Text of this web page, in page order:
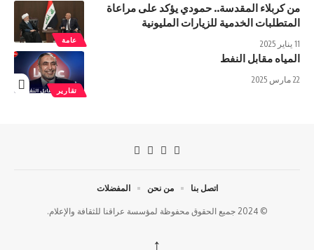
عامة
من كربلاء المقدسة.. حمودي يؤكد على مراعاة
المتطلبات الخدمية للزيارات المليونية
11 يناير 2025
تقارير
المياه مقابل النفط
22 مارس 2025
© 2024 جميع الحقوق محفوظة لمؤسسة عراقنا للثقافة والإعلام.
اتصل بنا من نحن المفضلات
↑